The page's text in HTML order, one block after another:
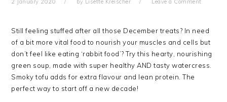
2 January 2020 by Lisette Kreischer Leave a Comment
Still feeling stuffed after all those December treats? In need
of a bit more vital food to nourish your muscles and cells but
don’t feel like eating ‘rabbit food’? Try this hearty, nourishing
green soup, made with super healthy AND tasty watercress.
Smoky tofu adds for extra flavour and lean protein. The
perfect way to start off a new decade!